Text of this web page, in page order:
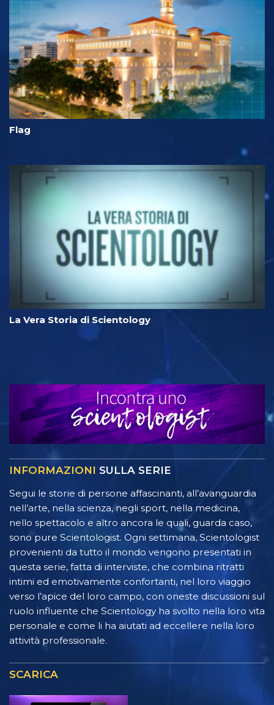
Flag
La Vera Storia di Scientology
INFORMAZIONI SULLA SERIE
Segui le storie di persone affascinanti, all’avanguardia
nell’arte, nella scienza, negli sport, nella medicina,
nello spettacolo e altro ancora le quali, guarda caso,
sono pure Scientologist. Ogni settimana, Scientologist
provenienti da tutto il mondo vengono presentati in
questa serie, fatta di interviste, che combina ritratti
intimi ed emotivamente confortanti, nel loro viaggio
verso l’apice del loro campo, con oneste discussioni sul
ruolo influente che Scientology ha svolto nella loro vita
personale e come li ha aiutati ad eccellere nella loro
attività professionale.
SCARICA